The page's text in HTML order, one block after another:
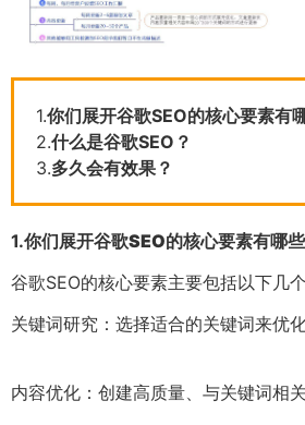
1.你们展开谷歌SEO的核心要素有
2.什么是谷歌SEO？
3.多久会有效果？
1.你们展开谷歌SEO的核心要素有哪
谷歌SEO的核心要素主要包括以下几
关键词研究：选择适合的关键词来优化
内容优化：创建高质量、与关键词相关